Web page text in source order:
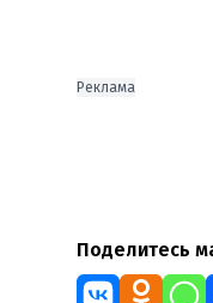
Реклама
Поделитесь